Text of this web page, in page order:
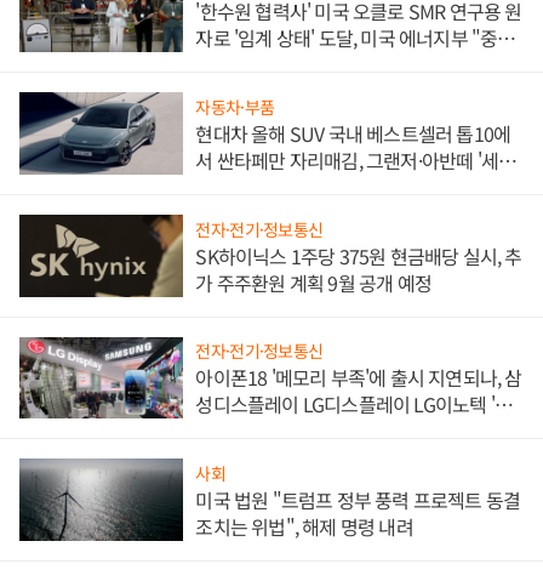
'한수원 협력사' 미국 오클로 SMR 연구용 원
자로 '임계 상태' 도달, 미국 에너지부 "중요
자동차·부품
현대차 올해 SUV 국내 베스트셀러 톱10에
서 싼타페만 자리매김, 그랜저·아반떼 '세단
전자·전기·정보통신
SK하이닉스 1주당 375원 현금배당 실시, 추
가 주주환원 계획 9월 공개 예정
전자·전기·정보통신
아이폰18 '메모리 부족'에 출시 지연되나, 삼
성디스플레이 LG디스플레이 LG이노텍 '탈
사회
미국 법원 "트럼프 정부 풍력 프로젝트 동결
조치는 위법", 해제 명령 내려